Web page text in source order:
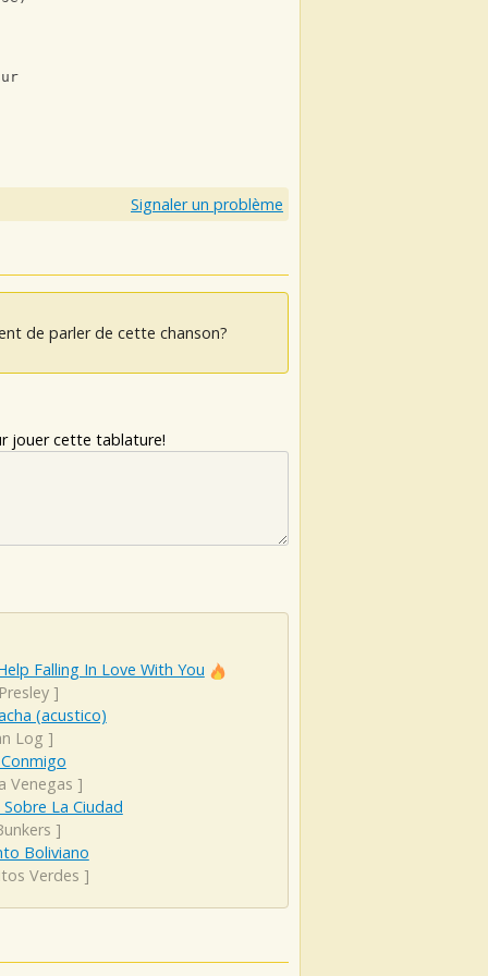
Signaler un problème
de parler de cette chanson?
jouer cette tablature!
Falling In Love With You
]
(acustico)
Log ]
Venegas ]
Sobre La Ciudad
]
Boliviano
Verdes ]